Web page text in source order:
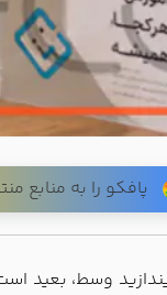
پافکو را به منابع